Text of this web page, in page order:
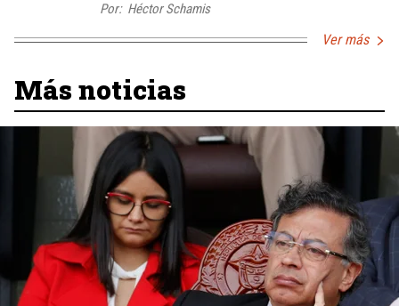
Por: Héctor Schamis
Ver más
Más noticias